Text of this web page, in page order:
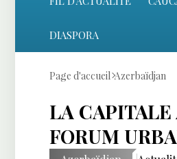
DIASPORA
Page d'accueil Azerbaïdjan
LA
FORUM